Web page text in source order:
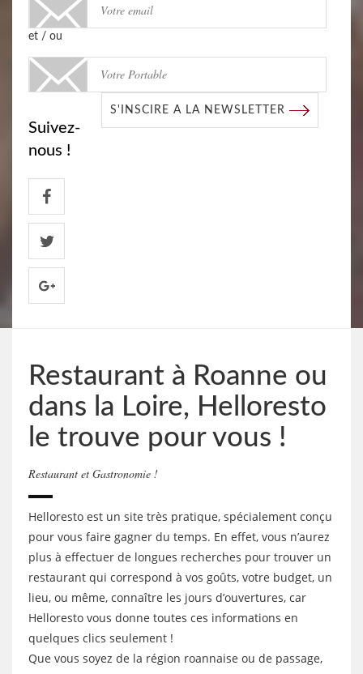
et / ou
S'INSCIRE A LA NEWSLETTER
Suivez-
nous !
Restaurant à Roanne ou
dans la Loire, Helloresto
le trouve pour vous !
Restaurant et Gastronomie !
Helloresto est un site très pratique, spécialement conçu
pour vous faire gagner du temps. En effet, vous n’aurez
plus à effectuer de longues recherches pour trouver un
restaurant qui correspond à vos goûts, votre budget, un
lieu, ou même, connaître les jours d’ouvertures, car
Helloresto vous donne toutes ces informations en
quelques clics seulement !
Que vous soyez de la région roannaise ou de passage,